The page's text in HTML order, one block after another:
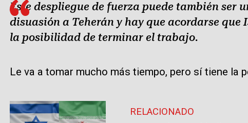
Este despliegue de fuerza puede también ser
disuasión a Teherán y hay que acordarse que
la posibilidad de terminar el trabajo.
Le va a tomar mucho más tiempo, pero sí tiene la
RELACIONADO